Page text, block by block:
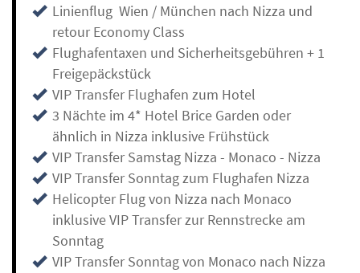
Linienflug Wien / München nach Nizza und
retour Economy Class
Flughafentaxen und Sicherheitsgebühren + 1
Freigepäckstück
VIP Transfer Flughafen zum Hotel
3 Nächte im 4* Hotel Brice Garden oder
ähnlich in Nizza inklusive Frühstück
VIP Transfer Samstag Nizza - Monaco - Nizza
VIP Transfer Sonntag zum Flughafen Nizza
Helicopter Flug von Nizza nach Monaco
inklusive VIP Transfer zur Rennstrecke am
Sonntag
VIP Transfer Sonntag von Monaco nach Nizza